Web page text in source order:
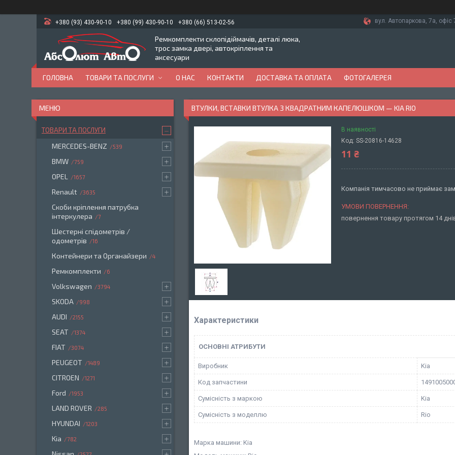
+380 (93) 430-90-10 +380 (99) 430-90-10 +380 (66) 513-02-56 вул. Автопаркова, 7а, офіс
Ремкомплекти склопідіймачів, деталі люка,
трос замка двері, автокріплення та
аксесуари
ГОЛОВНА ТОВАРИ ТА ПОСЛУГИ О НАС КОНТАКТИ ДОСТАВКА ТА ОПЛАТА ФОТОГАЛЕРЕЯ
ВТУЛКИ, ВСТАВКИ ВТУЛКА З КВАДРАТНИМ КАПЕЛЮШКОМ — KIA RIO
В наявності
Код: SS-20816-14628
11 ₴
Компанія тимчасово не приймає
повернення товару протягом 14
Характеристики
ОСНОВНІ АТРИБУТИ
Виробник Kia
Код запчастини
Сумісність з маркою Kia
Сумісність з моделлю Rio
Марка машини: Kia
ТОВАРИ ТА ПОСЛУГИ
MERCEDES-BENZ 539
BMW 759
OPEL 1657
Renault 3635
Скоби кріплення патрубка
інтеркулера
7
Шестерні спідометрів /
одометрів
16
Контейнери та Органайзери 4
Ремкомплекти 6
Volkswagen 3794
SKODA 998
AUDI 2155
SEAT 1374
FIAT 3074
PEUGEOT 1489
CITROEN 1271
Ford 1953
LAND ROVER 285
HYUNDAI 1203
Kia 782